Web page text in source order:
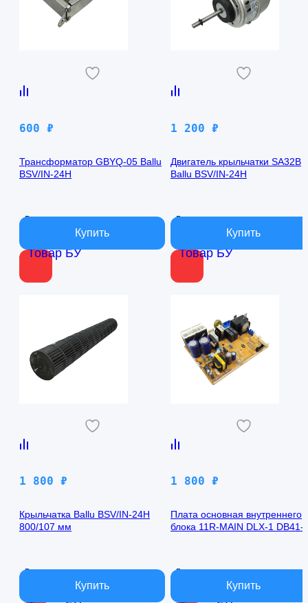
Товар БУ
600 ₽
Трансформатор GBYQ-05 Ballu
BSV/IN-24H
В наличии
Товар БУ
1 200 ₽
Двигатель крыльчатки SA32B
Ballu BSV/IN-24H
В наличии
1 800 ₽
Крыльчатка Ballu BSV/IN-24H
800/107 мм
В наличии
1 800 ₽
Плата основная внутреннего
блока 11R-MAIN DLX-1 DB41-
В наличии